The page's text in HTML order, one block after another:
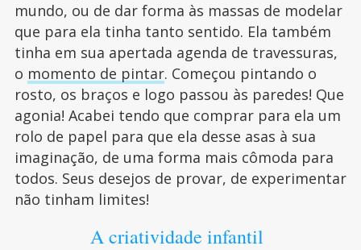
mundo, ou de dar forma às massas de modelar
que para ela tinha tanto sentido. Ela também
tinha em sua apertada agenda de travessuras,
o momento de pintar. Começou pintando o
rosto, os braços e logo passou às paredes! Que
agonia! Acabei tendo que comprar para ela um
rolo de papel para que ela desse asas à sua
imaginação, de uma forma mais cômoda para
todos. Seus desejos de provar, de experimentar
não tinham limites!
A criatividade infantil